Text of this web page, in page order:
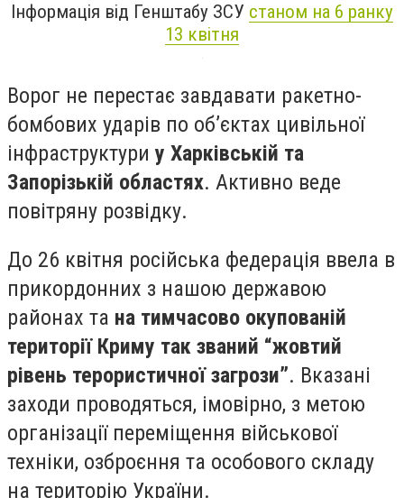
Інформація від Генштабу ЗСУ станом на 6 ранку
13 квітня
Ворог не перестає завдавати ракетно-
бомбових ударів по об’єктах цивільної
інфраструктури у Харківській та
Запорізькій областях. Активно веде
повітряну розвідку.
До 26 квітня російська федерація ввела в
прикордонних з нашою державою
районах та на тимчасово окупованій
території Криму так званий “жовтий
рівень терористичної загрози”. Вказані
заходи проводяться, імовірно, з метою
організації переміщення військової
техніки, озброєння та особового складу
на територію України.